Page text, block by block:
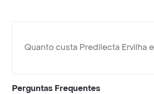
Quanto custa Predilecta Ervilha
Perguntas Frequentes